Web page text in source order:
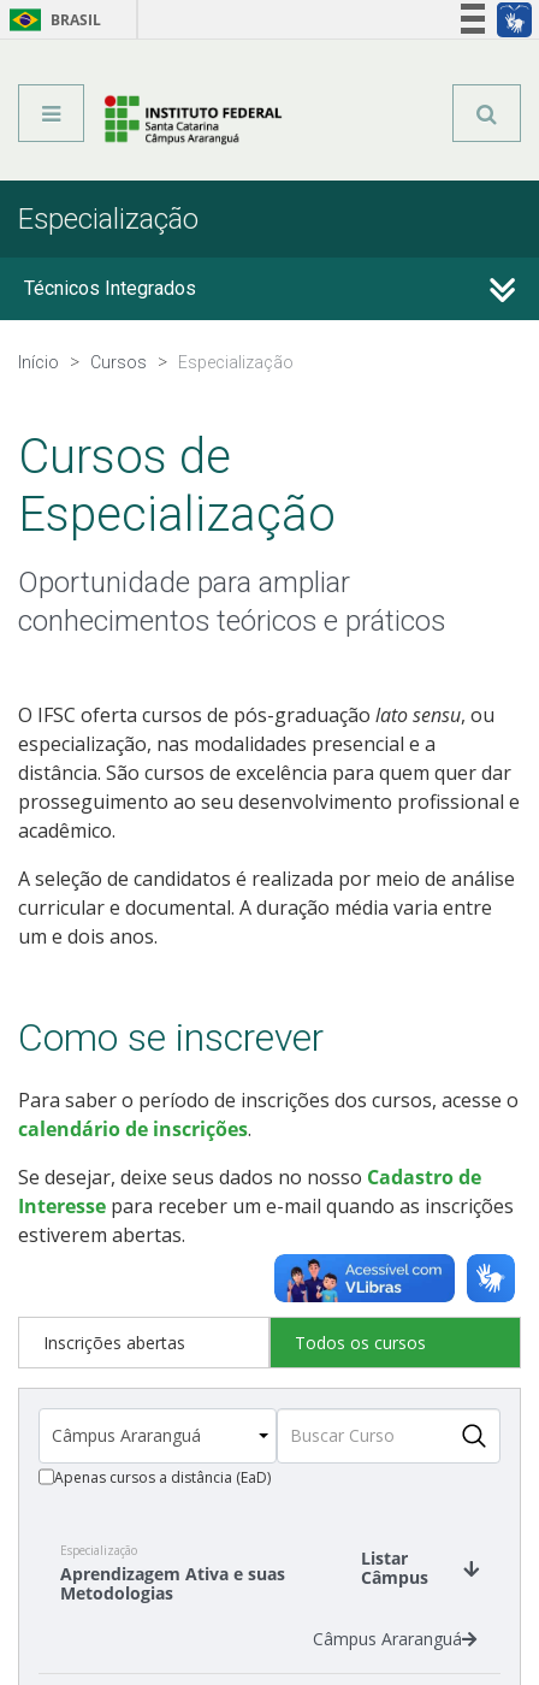
BRASIL
Especialização
Técnicos Integrados
Técnicos Subsequentes
Graduação
Especialização
Todos os cursos
Processo de Inscrição
Resultados
Como posso estudar no IFSC?
Processos Seletivos
Cotas
Inscrições e acompanhamento
Orientações para Matrícula
Provas e Gabaritos
Início Cursos Especialização
Cursos de
Especialização
Oportunidade para ampliar
conhecimentos teóricos e práticos
O IFSC oferta cursos de pós-graduação lato sensu, ou
especialização, nas modalidades presencial e a
distância. São cursos de excelência para quem quer dar
prosseguimento ao seu desenvolvimento profissional e
acadêmico.
A seleção de candidatos é realizada por meio de análise
curricular e documental. A duração média varia entre
um e dois anos.
Como se inscrever
Para saber o período de inscrições dos cursos, acesse o
calendário de inscrições.
Se desejar, deixe seus dados no nosso Cadastro de
Interesse para receber um e-mail quando as inscrições
estiverem abertas.
Inscrições abertas Todos os cursos
Apenas cursos a distância (EaD)
Especialização
Aprendizagem Ativa e suas
Metodologias
Listar
Câmpus
Câmpus Araranguá